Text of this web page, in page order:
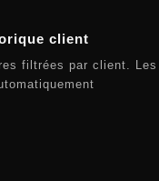
client
filtrées par client. Les